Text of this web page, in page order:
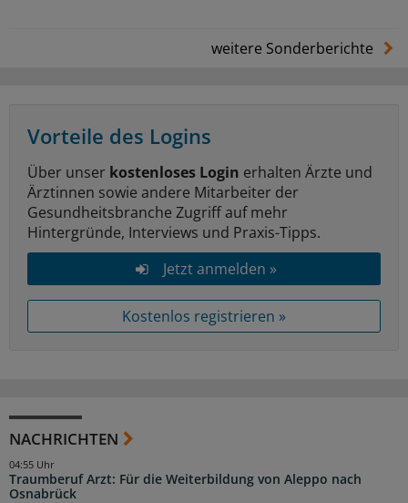
weitere Sonderberichte
Vorteile des Logins
Über unser kostenloses Login erhalten Ärzte und
Ärztinnen sowie andere Mitarbeiter der
Gesundheitsbranche Zugriff auf mehr
Hintergründe, Interviews und Praxis-Tipps.
Jetzt anmelden »
Kostenlos registrieren »
NACHRICHTEN
Traumberuf Arzt: Für die Weiterbildung von Aleppo nach
Osnabrück
04:55 Uhr